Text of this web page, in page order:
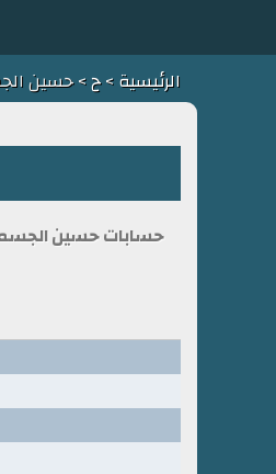
الرئيسية>ح> حسين
حسابات حسين